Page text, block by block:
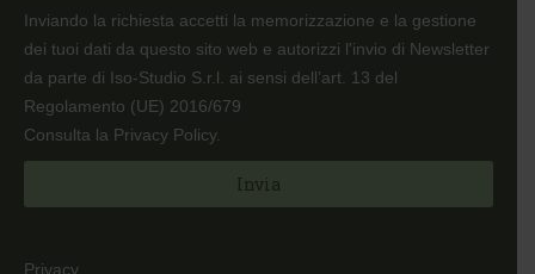
Inviando la richiesta accetti la memorizzazione e la gestione
dei tuoi dati da questo sito web e autorizzi l'invio di Newsletter
da parte di Iso-Studio S.r.l. ai sensi dell’art. 13 del
Regolamento (UE) 2016/679
Consulta la Privacy Policy.
Privacy